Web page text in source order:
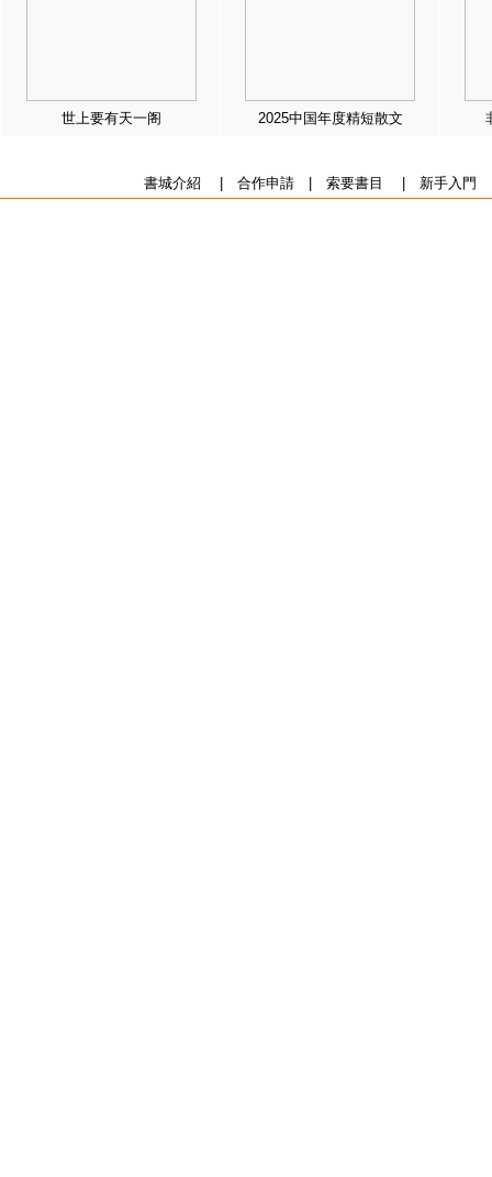
世上要有天一阁 2025中国年度精短散文
書城介紹 合作申請| 索要書目 新手入門